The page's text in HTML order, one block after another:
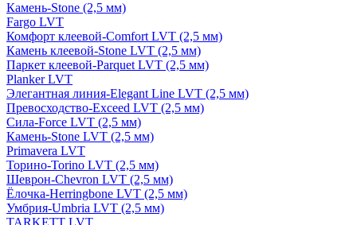
Камень-Stone (2,5 мм)
Fargo LVT
Комфорт клеевой-Comfort LVT (2,5 мм)
Камень клеевой-Stone LVT (2,5 мм)
Паркет клеевой-Parquet LVT (2,5 мм)
Planker LVT
Элегантная линия-Elegant Line LVT (2,5 мм)
Превосходство-Exceed LVT (2,5 мм)
Сила-Force LVT (2,5 мм)
Камень-Stone LVT (2,5 мм)
Primavera LVT
Торино-Torino LVT (2,5 мм)
Шеврон-Chevron LVT (2,5 мм)
Ёлочка-Herringbone LVT (2,5 мм)
Умбрия-Umbria LVT (2,5 мм)
TARKETT LVT